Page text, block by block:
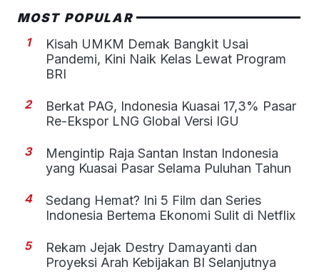
MOST POPULAR
1
Kisah UMKM Demak Bangkit Usai
Pandemi, Kini Naik Kelas Lewat Program
BRI
2
Berkat PAG, Indonesia Kuasai 17,3% Pasar
Re-Ekspor LNG Global Versi IGU
3
Mengintip Raja Santan Instan Indonesia
yang Kuasai Pasar Selama Puluhan Tahun
4
Sedang Hemat? Ini 5 Film dan Series
Indonesia Bertema Ekonomi Sulit di Netflix
5
Rekam Jejak Destry Damayanti dan
Proyeksi Arah Kebijakan BI Selanjutnya